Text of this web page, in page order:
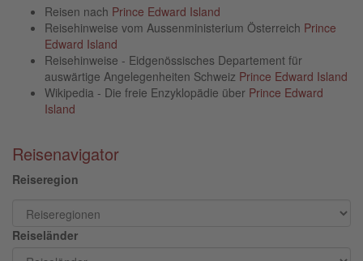
Reisen nach Prince Edward Island
Reisehinweise vom Aussenministerium Österreich Prince
Edward Island
Reisehinweise - Eidgenössisches Departement für
auswärtige Angelegenheiten Schweiz Prince Edward Island
Wikipedia - Die freie Enzyklopädie über Prince Edward
Island
Reisenavigator
Reiseregion
Reiseländer